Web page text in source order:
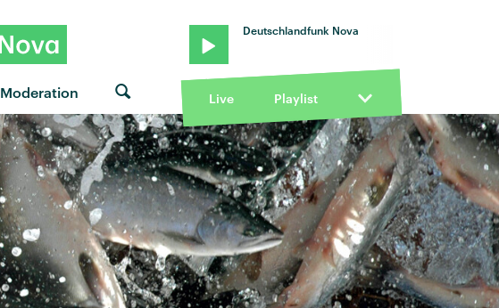
Moderation
Deutschlandfunk Nova
Live Playlist